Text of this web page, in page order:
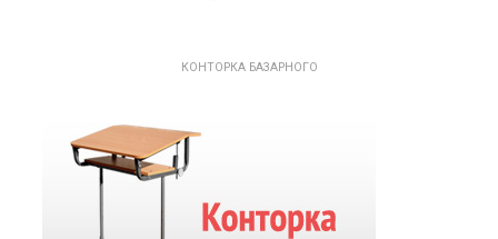
КОНТОРКА БАЗАРНОГО